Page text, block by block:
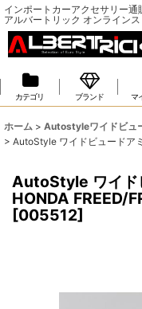
インポートカーアクセサリー通
アルバートリック オンラインス
カテゴリ ブランド マ
ホーム > Autostyleワイドビュ
> AutoStyle ワイドビュードア
AutoStyle ワイド
HONDA FREED/
[005512]